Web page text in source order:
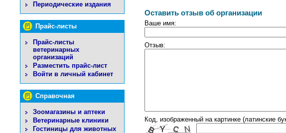
Периодические издания
Прайс-листы
Прайс-листы
ветеринарных
организаций
Разместить прайс-лист
Войти в личный кабинет
Справочная
Зоомагазины и аптеки
Ветеринарные клиники
Гостиницы для животных
Оставить отзыв об организации
Ваше имя:
Отзыв:
Код, изображенный на картинке (латинские